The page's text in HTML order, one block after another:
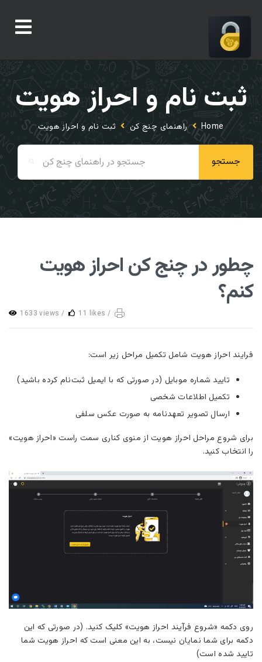
ثبت نام و احراز هویت
Home راهنمای چنج کن ثبت نام و احراز هویت
چطور در چنج کن احراز هویت
کنم؟
1633 views / 11 likes /
فرایند احراز هویت شامل تکمیل مراحل زیر است:
تایید شماره موبایل (در صورتی که با ایمیل ثبت‌نام کرده باشید)
تکمیل اطلاعات شخصی
ارسال تصویر تعهدنامه به صورت عکس سلفی
برای شروع مراحل احراز هویت از منوی کناری سمت راست «احراز هویت»
را انتخاب کنید.
روی دکمه «شروع فرآیند احراز هویت» کلیک کنید. (در صورتی که این
دکمه برای شما نمایان نیست، به این معنی است که احراز هویت شما
تایید شده است)